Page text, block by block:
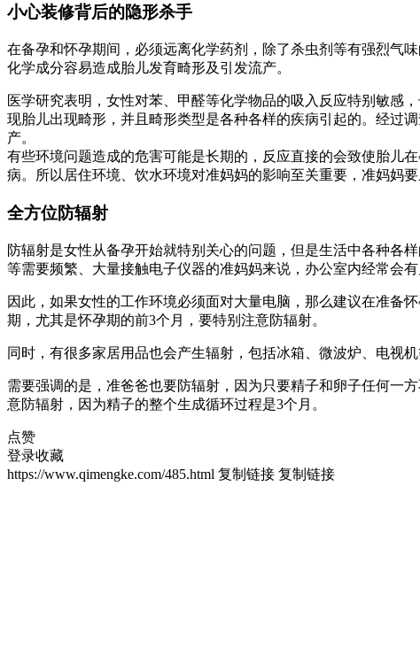
小心装修背后的隐形杀手
在备孕和怀孕期间，必须远离化学药剂，除了杀虫剂等有强烈气
化学成分容易造成胎儿发育畸形及引发流产。
医学研究表明，女性对苯、甲醛等化学物品的吸入反应特别敏感
现胎儿出现畸形，并且畸形类型是各种各样的疾病引起的。经过
产。
有些环境问题造成的危害可能是长期的，反应直接的会致使胎儿
病。所以居住环境、饮水环境对准妈妈的影响至关重要，准妈妈要
全方位防辐射
防辐射是女性从备孕开始就特别关心的问题，但是生活中各种各
等需要频繁、大量接触电子仪器的准妈妈来说，办公室内经常会
因此，如果女性的工作环境必须面对大量电脑，那么建议在准备
期，尤其是怀孕期的前3个月，要特别注意防辐射。
同时，有很多家居用品也会产生辐射，包括冰箱、微波炉、电视
需要强调的是，准爸爸也要防辐射，因为只要精子和卵子任何一
意防辐射，因为精子的整个生成循环过程是3个月。
点赞
登录收藏
https://www.qimengke.com/485.html 复制链接 复制链接